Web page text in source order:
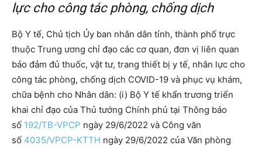
lực cho công tác phòng, chống dịch
Bộ Y tế, Chủ tịch Ủy ban nhân dân tỉnh, thành phố trực
thuộc Trung ương chỉ đạo các cơ quan, đơn vị liên quan
bảo đảm đủ thuốc, vật tư, trang thiết bị y tế, nhân lực cho
công tác phòng, chống dịch COVID-19 và phục vụ khám,
chữa bệnh cho Nhân dân: (i) Bộ Y tế khẩn trương triển
khai chỉ đạo của Thủ tướng Chính phủ tại Thông báo
số 192/TB-VPCP ngày 29/6/2022 và Công văn
số 4035/VPCP-KTTH ngày 29/6/2022 của Văn phòng